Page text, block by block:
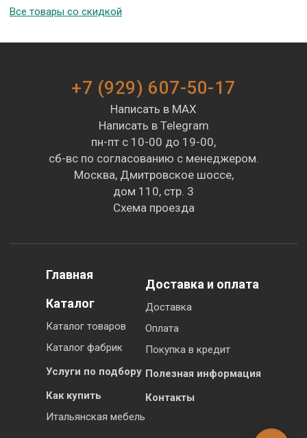
Все товары со скидкой
+7 (929) 607-50-17
Написать в MAX
Написать в Telegram
пн-пт с 10-00 до 19-00,
сб-вс по согласованию с менеджером.
Москва, Дмитровское шоссе,
дом 110, стр. 3
Схема проезда
Главная
Каталог
Каталог товаров
Каталог фабрик
Услуги по подбору
Как купить
Итальянская мебель
Доставка и оплата
Доставка
Оплата
Покупка в кредит
Полезная информация
Контакты